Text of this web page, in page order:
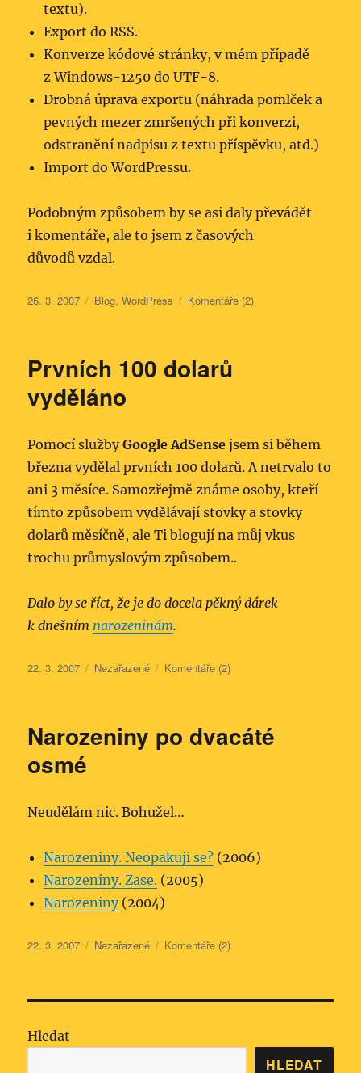
textu).
Export do RSS.
Konverze kódové stránky, v mém případě
z Windows-1250 do UTF-8.
Drobná úprava exportu (náhrada pomlček a
pevných mezer zmršených při konverzi,
odstranění nadpisu z textu příspěvku, atd.)
Import do WordPressu.
Podobným způsobem by se asi daly převádět
i komentáře, ale to jsem z časových
důvodů vzdal.
Publikováno:
26. 3. 2007 Rubriky:
Blog,WordPress Komentáře (2)
Prvních 100 dolarů
vyděláno
Pomocí službyGoogle AdSense jsem si během
března vydělal prvních 100 dolarů. A netrvalo to
ani 3 měsíce. Samozřejmě známe osoby, kteří
tímto způsobem vydělávají stovky a stovky
dolarů měsíčně, ale Ti blogují na můj vkus
trochu průmyslovým způsobem..
Dalo by se říct, že je do docela pěkný dárek
k dnešním narozeninám.
Publikováno:
22. 3. 2007 Rubriky:
Nezařazené Komentáře (2)
Narozeniny po dvacáté
osmé
Neudělám nic. Bohužel…
Narozeniny. Neopakuji se? (2006)
Narozeniny. Zase. (2005)
Narozeniny(2004)
Publikováno:
22. 3. 2007 Rubriky:
Nezařazené Komentáře (2)
Hledat
HLEDAT